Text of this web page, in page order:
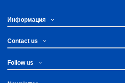
Информация
Contact us
Follow us